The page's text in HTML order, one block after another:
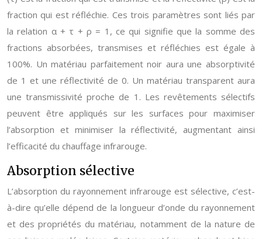
fraction qui est réfléchie. Ces trois paramètres sont liés par
la relation α + τ + ρ = 1, ce qui signifie que la somme des
fractions absorbées, transmises et réfléchies est égale à
100%. Un matériau parfaitement noir aura une absorptivité
de 1 et une réflectivité de 0. Un matériau transparent aura
une transmissivité proche de 1. Les revêtements sélectifs
peuvent être appliqués sur les surfaces pour maximiser
l’absorption et minimiser la réflectivité, augmentant ainsi
l’efficacité du chauffage infrarouge.
Absorption sélective
L’absorption du rayonnement infrarouge est sélective, c’est-
à-dire qu’elle dépend de la longueur d’onde du rayonnement
et des propriétés du matériau, notamment de la nature de